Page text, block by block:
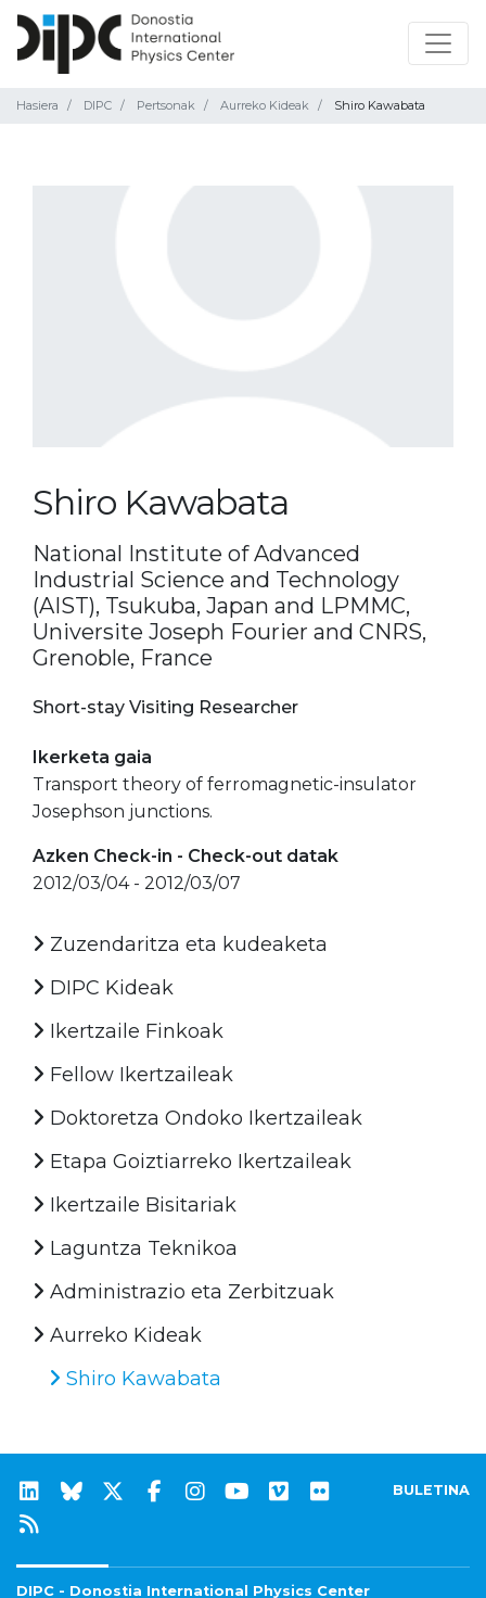
Hasiera DIPC Pertsonak Aurreko Kideak Shiro Kawabata
Shiro Kawabata
National Institute of Advanced
Industrial Science and Technology
(AIST), Tsukuba, Japan and LPMMC,
Universite Joseph Fourier and CNRS,
Grenoble, France
Short-stay Visiting Researcher
Ikerketa gaia
Transport theory of ferromagnetic-insulator
Josephson junctions.
Azken Check-in - Check-out datak
2012/03/04 - 2012/03/07
Zuzendaritza eta kudeaketa
DIPC Kideak
Ikertzaile Finkoak
Fellow Ikertzaileak
Doktoretza Ondoko Ikertzaileak
Etapa Goiztiarreko Ikertzaileak
Ikertzaile Bisitariak
Laguntza Teknikoa
Administrazio eta Zerbitzuak
Aurreko Kideak
Shiro Kawabata
BULETINA
DIPC - Donostia International Physics Center